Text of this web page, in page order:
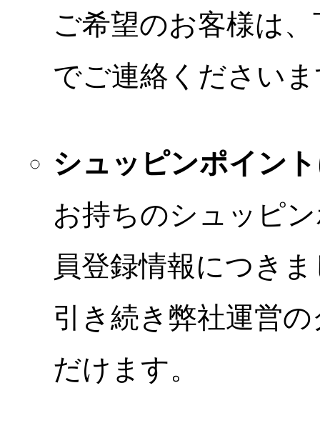
ご希望のお客様は
でご連絡ください
シュッピンポイン
お持ちのシュッピ
員登録情報につき
引き続き弊社運営
だけます。